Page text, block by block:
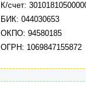
К/счет:
БИК: 044030653
ОКПО: 94580185
ОГРН: 1069847155872